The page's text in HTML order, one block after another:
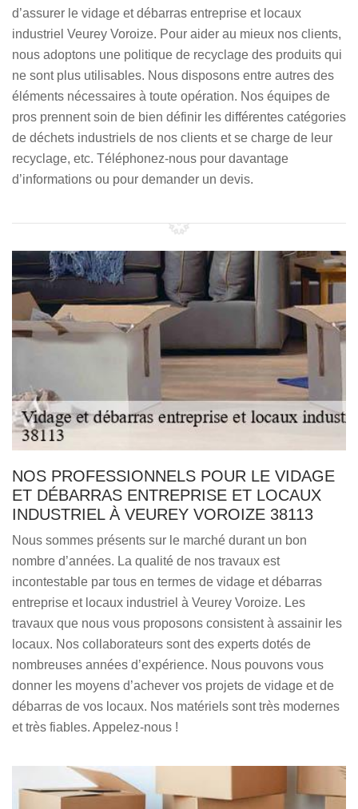
d’assurer le vidage et débarras entreprise et locaux
industriel Veurey Voroize. Pour aider au mieux nos clients,
nous adoptons une politique de recyclage des produits qui
ne sont plus utilisables. Nous disposons entre autres des
éléments nécessaires à toute opération. Nos équipes de
pros prennent soin de bien définir les différentes catégories
de déchets industriels de nos clients et se charge de leur
recyclage, etc. Téléphonez-nous pour davantage
d’informations ou pour demander un devis.
NOS PROFESSIONNELS POUR LE VIDAGE
ET DÉBARRAS ENTREPRISE ET LOCAUX
INDUSTRIEL À VEUREY VOROIZE 38113
Nous sommes présents sur le marché durant un bon
nombre d’années. La qualité de nos travaux est
incontestable par tous en termes de vidage et débarras
entreprise et locaux industriel à Veurey Voroize. Les
travaux que nous vous proposons consistent à assainir les
locaux. Nos collaborateurs sont des experts dotés de
nombreuses années d’expérience. Nous pouvons vous
donner les moyens d’achever vos projets de vidage et de
débarras de vos locaux. Nos matériels sont très modernes
et très fiables. Appelez-nous !